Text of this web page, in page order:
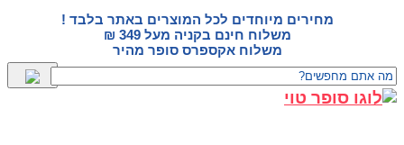
מחירים מיוחדים לכל המוצרים באתר בלבד !
משלוח חינם בקניה מעל 349 ₪
משלוח אקספרס סופר מהיר